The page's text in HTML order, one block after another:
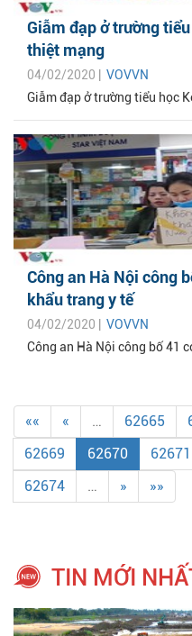
Giẫm đạp ở trường
thiệt mạng
04/02/2020 | VOVVN
Giẫm đạp ở trường tiểu học
Công an Hà Nội công
khẩu trang y tế
04/02/2020 | VOVVN
Công an Hà Nội công bố 41
«« « … 62665
62669
62670 62671
62674
… » »»
TIN MỚI